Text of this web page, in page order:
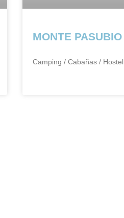
MONTE PASUBIO
Camping / Cabañas / Hostel